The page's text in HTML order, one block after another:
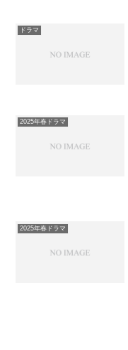
ドラマ
2025年春ドラマ
2025年春ドラマ